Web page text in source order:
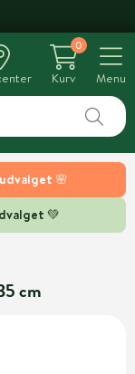
🌸
💚
0
Kurv
Menu
cm